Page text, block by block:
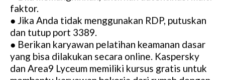
faktor.
● Jika Anda tidak menggunakan RDP, putuskan
dan tutup port 3389.
● Berikan karyawan pelatihan keamanan dasar
yang bisa dilakukan secara online. Kaspersky
dan Area9 Lyceum memiliki kursus gratis untuk